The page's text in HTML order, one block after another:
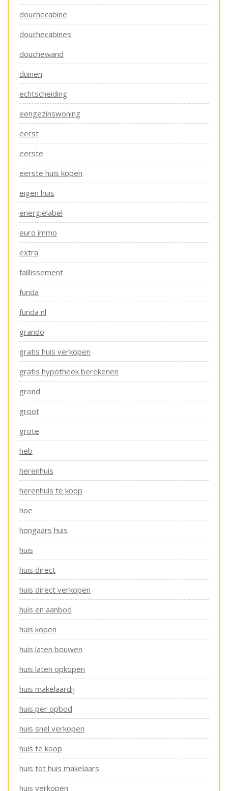
douchecabine
douchecabines
douchewand
duinen
echtscheiding
eengezinswoning
eerst
eerste
eerste huis kopen
eigen huis
energielabel
euro immo
extra
faillissement
funda
funda nl
grando
gratis huis verkopen
gratis hypotheek berekenen
grond
groot
grote
heb
herenhuis
herenhuis te koop
hoe
hongaars huis
huis
huis direct
huis direct verkopen
huis en aanbod
huis kopen
huis laten bouwen
huis laten opkopen
huis makelaardij
huis per opbod
huis snel verkopen
huis te koop
huis tot huis makelaars
huis verkopen